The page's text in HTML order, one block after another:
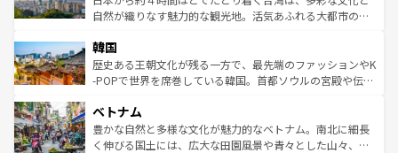
ク、伝統的なフラダンスなど、すべてがハワイの魅力を彩
ワイを、存分に味わってほしい。 なお、新着のハワイ情報
はコンテンツ一覧を参照してほしい。
ど、見どころがたくさん。また、カフェやワイン、オージ
いる。アクティビティも充実しており、サーフィンやダイ
ビング、ハイキングなど、アウトドア好きにはたまらな
い。オーストラリアの多彩な魅力を存分に味わいつくそ
参照してほしい。
自然が織りなす魅力的な観光地。活気あふれる大都市の台
ン）、静ひつな山岳地帯である台湾東部など、都市の喧騒
と山間の静けさが共存しており、訪れる人に新しい発見と
驚きをもたらしてくれる。また、奥深い台湾の食文化も魅
容にもいいと評判のスイーツなど、バラエティ豊かな料理
が味わえる。 なお、新着の台湾情報は コンテンツ一覧を参
照してほしい。
韓国
歴史ある王朝文化が残る一方で、最先端のファッションやK
-POPで世界を席巻している韓国。首都ソウルの宮殿や伝統
き、地方に足を延ばせば四季折々の自然美を楽しむことが
できる。そして、キムチや焼肉、絶品のストリートフード
まで、さまざまな韓国料理が待っている。夜には、韓国な
ベトナム
豊かな自然と多様な文化が魅力的なベトナム。南北に細長
く伸びる国土には、広大な田園風景や青々とした山々、世